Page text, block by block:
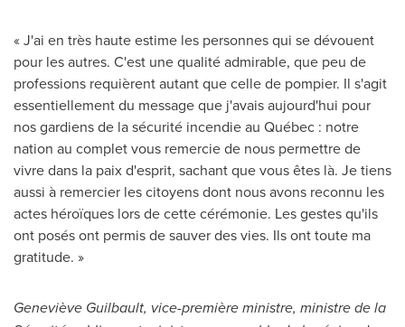
« J'ai en très haute estime les personnes qui se dévouent
pour les autres. C'est une qualité admirable, que peu de
professions requièrent autant que celle de pompier. Il s'agit
essentiellement du message que j'avais aujourd'hui pour
nos gardiens de la sécurité incendie au Québec : notre
nation au complet vous remercie de nous permettre de
vivre dans la paix d'esprit, sachant que vous êtes là. Je tiens
aussi à remercier les citoyens dont nous avons reconnu les
actes héroïques lors de cette cérémonie. Les gestes qu'ils
ont posés ont permis de sauver des vies. Ils ont toute ma
gratitude. »
Geneviève Guilbault, vice-première ministre, ministre de la